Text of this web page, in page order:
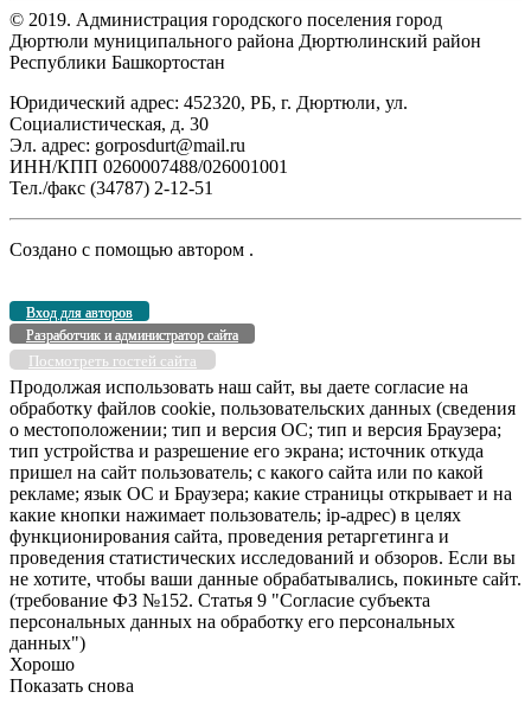
© 2019. Администрация городского поселения город
Дюртюли муниципального района Дюртюлинский район
Республики Башкортостан
Юридический адрес: 452320, РБ, г. Дюртюли, ул.
Социалистическая, д. 30
Эл. адрес: gorposdurt@mail.ru
ИНН/КПП 0260007488/026001001
Тел./факс (34787) 2-12-51
Создано с помощью автором .
Вход для авторов
Разработчик и администратор сайта
Посмотреть гостей сайта
Продолжая использовать наш сайт, вы даете согласие на
обработку файлов cookie, пользовательских данных (сведения
о местоположении; тип и версия ОС; тип и версия Браузера;
тип устройства и разрешение его экрана; источник откуда
пришел на сайт пользователь; с какого сайта или по какой
рекламе; язык ОС и Браузера; какие страницы открывает и на
какие кнопки нажимает пользователь; ip-адрес) в целях
функционирования сайта, проведения ретаргетинга и
проведения статистических исследований и обзоров. Если вы
не хотите, чтобы ваши данные обрабатывались, покиньте сайт.
(требование ФЗ №152. Статья 9 "Согласие субъекта
персональных данных на обработку его персональных
данных")
Хорошо
Показать снова